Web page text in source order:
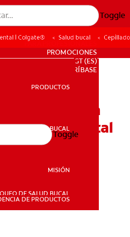
Toggle
SALUD BUCAL
PARA PROFESIONALES
PROMOCIONES
GT (ES)
SUSCRÍBASE
PRODUCTOS
SALUD BUCAL
MISIÓN
DE SALUD BUCAL
DE PRODUCTOS
Toggle
| Colgate® Salud bucal
y sonrisa
Colgate Total
Activa.
elija la mejor